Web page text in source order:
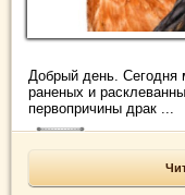
Добрый день. Сегодня
раненых и
первопричины драк ...